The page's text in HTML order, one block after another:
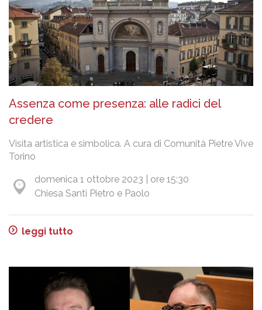
Assenza come presenza: alle radici del
credere
Visita artistica e simbolica. A cura di Comunità Pietre Vive
Torino
domenica 1 ottobre 2023 | ore 15:30
Chiesa Santi Pietro e Paolo
leggi tutto